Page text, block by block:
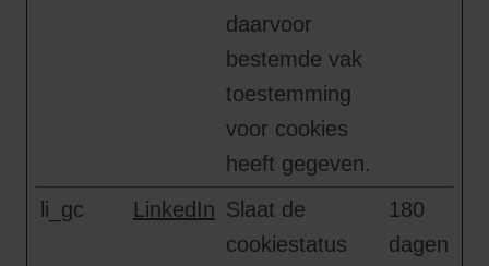
daarvoor
bestemde vak
toestemming
voor cookies
heeft gegeven.
li_gc LinkedIn Slaat de
cookiestatus
180
dagen